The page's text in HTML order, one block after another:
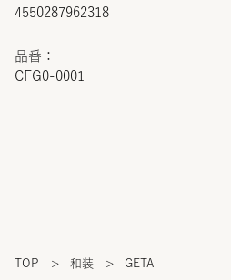
4550287962318
品番：
CFG0-0001
TOP > 和装 > GETA